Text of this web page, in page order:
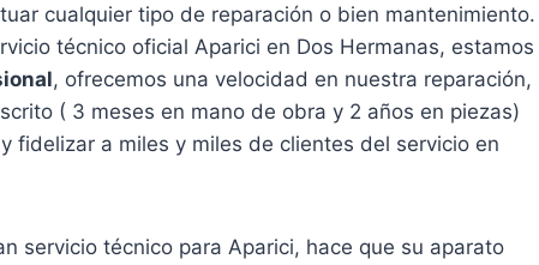
cualquier tipo de reparación o bien mantenimiento.
técnico oficial Aparici en Dos Hermanas, estamos
, ofrecemos una velocidad en nuestra reparación,
( 3 meses en mano de obra y 2 años en piezas)
fidelizar a miles y miles de clientes del servicio en
servicio técnico para Aparici, hace que su aparato